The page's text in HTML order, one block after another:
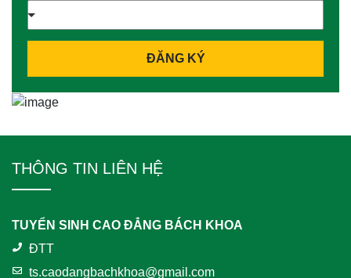
ĐĂNG KÝ
THÔNG TIN LIÊN HỆ
TUYỂN SINH CAO ĐẲNG BÁCH KHOA
ĐTT
ts.caodangbachkhoa@gmail.com